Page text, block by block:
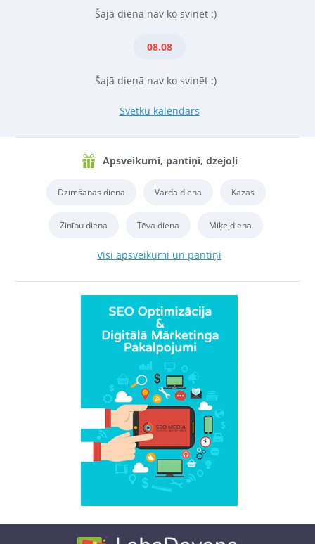
Šajā dienā nav ko svinēt :)
08.08
Šajā dienā nav ko svinēt :)
Svētku kalendārs
Apsveikumi, pantiņi, dzejoļi
Dzimšanas diena Vārda diena Kāzas
Zinību diena Tēva diena Miķeļdiena
Visi apsveikumi un pantiņi